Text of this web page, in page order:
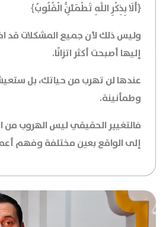
﴿أَلَا بِذِكْرِ اللَّهِ تَطْمَئِنُّ الْقُلُوبُ﴾
وليس ذلك لأن جميع المشكلات قد
إليها أصبحت أكثر اتزانًا.
عندها لن تهرب من حياتك، بل
وطمأنينة.
فالتغيير الحقيقي ليس الهروب من
إلى الواقع بعين مختلفة وفهم